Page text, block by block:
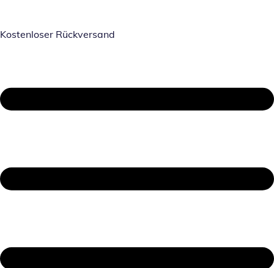
Kostenloser Rückversand